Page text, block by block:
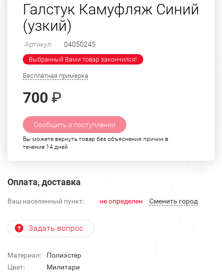
Галстук Камуфляж Синий
(узкий)
Артикул: 04050245
Выбранный Вами товар закончился!
Бесплатная примерка
700 ₽
Сообщить о поступлении
Вы можете вернуть товар без объяснения причин в
течение 14 дней
Оплата, доставка
Ваш населенный пункт: не определен Cменить город
Задать вопрос
Материал:
Полиэстер
Цвет:
Милитари